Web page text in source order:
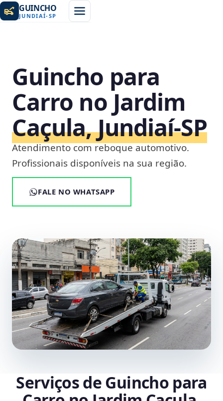
GUINCHO
JUNDIAÍ-SP
Guincho para
Carro no Jardim
Caçula, Jundiaí‑SP
Atendimento com reboque automotivo.
Profissionais disponíveis na sua região.
FALE NO WHATSAPP
Serviços de Guincho para